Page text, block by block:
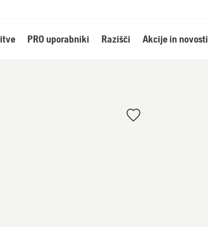
PRO uporabniki Razišči Akcije in novosti